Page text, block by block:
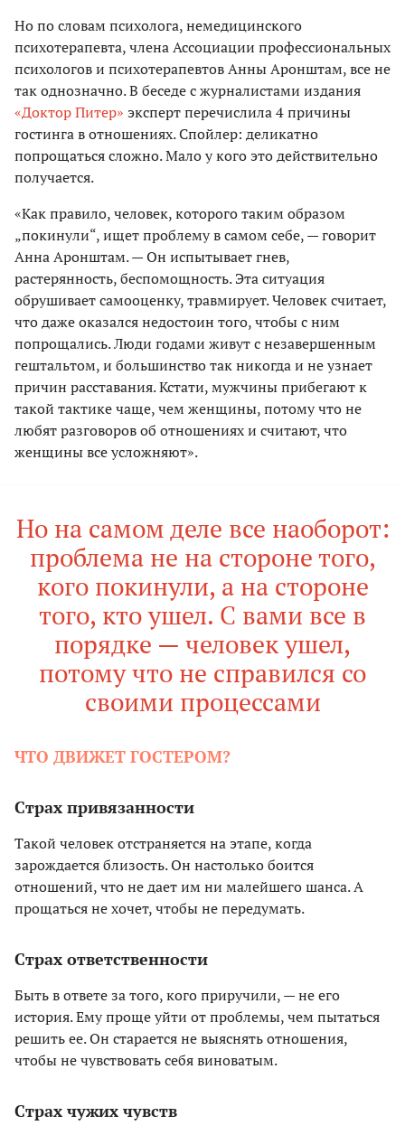
Но по словам психолога, немедицинского
психотерапевта, члена Ассоциации профессиональных
психологов и психотерапевтов Анны Аронштам, все не
так однозначно. В беседе с журналистами издания
«Доктор Питер» эксперт перечислила 4 причины
гостинга в отношениях. Спойлер: деликатно
попрощаться сложно. Мало у кого это действительно
получается.
«Как правило, человек, которого таким образом
„покинули“, ищет проблему в самом себе, — говорит
Анна Аронштам. — Он испытывает гнев,
растерянность, беспомощность. Эта ситуация
обрушивает самооценку, травмирует. Человек считает,
что даже оказался недостоин того, чтобы с ним
попрощались. Люди годами живут с незавершенным
гештальтом, и большинство так никогда и не узнает
причин расставания. Кстати, мужчины прибегают к
такой тактике чаще, чем женщины, потому что не
любят разговоров об отношениях и считают, что
женщины все усложняют».
Но на самом деле все наоборот:
проблема не на стороне того,
кого покинули, а на стороне
того, кто ушел. С вами все в
порядке — человек ушел,
потому что не справился со
своими процессами
ЧТО ДВИЖЕТ ГОСТЕРОМ?
Страх привязанности
Такой человек отстраняется на этапе, когда
зарождается близость. Он настолько боится
отношений, что не дает им ни малейшего шанса. А
прощаться не хочет, чтобы не передумать.
Страх ответственности
Быть в ответе за того, кого приручили, — не его
история. Ему проще уйти от проблемы, чем пытаться
решить ее. Он старается не выяснять отношения,
чтобы не чувствовать себя виноватым.
Страх чужих чувств